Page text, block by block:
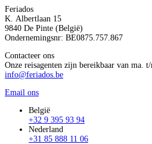
Feriados
K. Albertlaan 15
9840 De Pinte (België)
Ondernemingsnr: BE0875.757.867
Contacteer ons
Onze reisagenten zijn bereikbaar van ma.
info@feriados.be
Email ons
België
+32 9 395 93 94
Nederland
+31 85 888 11 06